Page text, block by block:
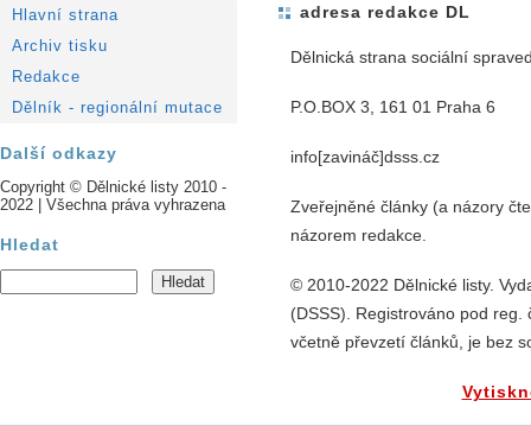
adresa redakce DL
Dělnická strana sociální
P.O.BOX 3, 161 01 Praha 6
info[zavináč]dsss.cz
Zveřejněné články (a názory
názorem redakce.
© 2010-2022 Dělnické listy.
(DSSS). Registrováno pod
včetně převzetí článků, je bez
Hlavní strana
Archiv tisku
Redakce
Dělník - regionální mutace
Další odkazy
Copyright © Dělnické listy 2010 -
2022 | Všechna práva vyhrazena
Hledat